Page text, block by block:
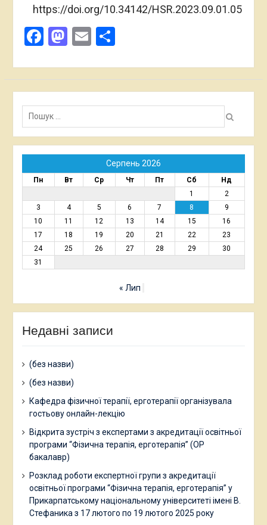
https://doi.org/10.34142/HSR.2023.09.01.05
Facebook
Mastodon
EmailПоділитися
Пошук:
Серпень 2026
Пн Вт Ср Чт Пт Сб
Нд
1
2
3
4 5 6 7 8
9
10
11 12 13 14 15
16
17
18 19 20 21 22
23
24
25 26 27 28 29
30
31
« Лип
Недавні записи
(без назви)
(без назви)
Кафедра фізичної терапії, ерготерапії організувала
гостьову онлайн-лекцію
Відкрита зустріч з експертами з акредитації освітньої
програми “Фізична терапія, ерготерапія” (ОР
бакалавр)
Розклад роботи експертної групи з акредитації
освітньої програми “Фізична терапія, ерготерапія” у
Прикарпатському національному університеті імені В.
Стефаника з 17 лютого по 19 лютого 2025 року